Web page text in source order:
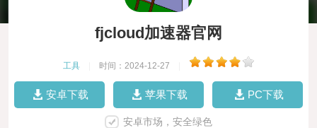
fjcloud加速器官网
工具 时间：2024-12-27
安卓下载 苹果下载 PC下载
安卓市场，安全绿色